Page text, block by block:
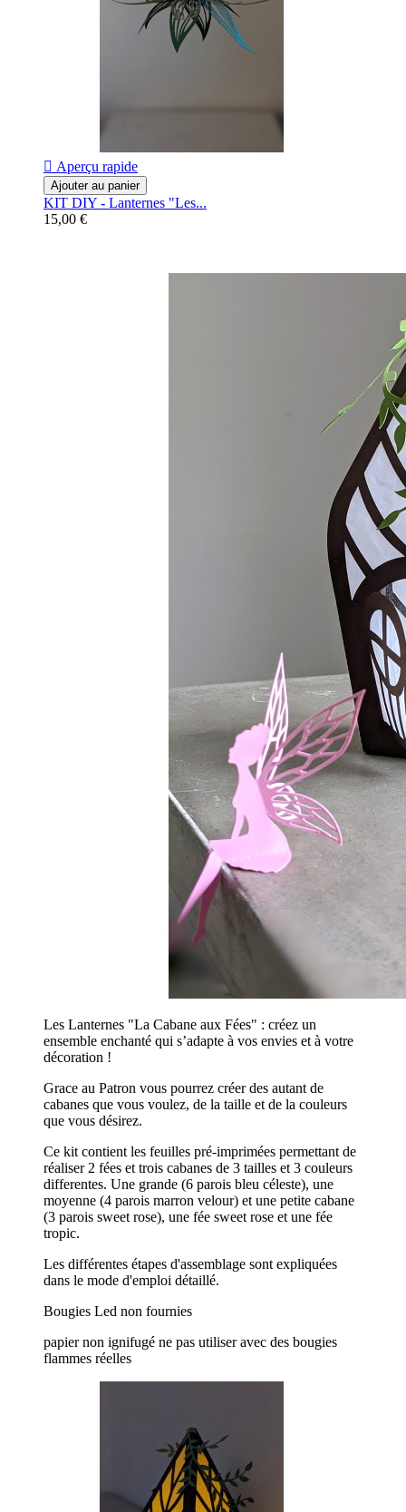
 Aperçu rapide
Ajouter au panier
KIT DIY - Lanternes "Les...
15,00 €
Les Lanternes "La Cabane aux Fées" : créez un
ensemble enchanté qui s’adapte à vos envies et à votre
décoration !
Grace au Patron vous pourrez créer des autant de
cabanes que vous voulez, de la taille et de la couleurs
que vous désirez.
Ce kit contient les feuilles pré-imprimées permettant de
réaliser 2 fées et trois cabanes de 3 tailles et 3 couleurs
differentes. Une grande (6 parois bleu céleste), une
moyenne (4 parois marron velour) et une petite cabane
(3 parois sweet rose), une fée sweet rose et une fée
tropic.
Les différentes étapes d'assemblage sont expliquées
dans le mode d'emploi détaillé.
Bougies Led non fournies
papier non ignifugé ne pas utiliser avec des bougies
flammes réelles